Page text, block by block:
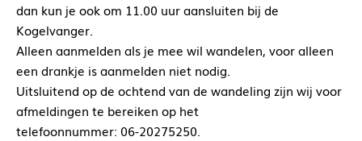
dan kun je ook om 11.00 uur aansluiten bij de
Kogelvanger.
Alleen aanmelden als je mee wil wandelen, voor alleen
een drankje is aanmelden niet nodig.
Uitsluitend op de ochtend van de wandeling zijn wij voor
afmeldingen te bereiken op het
telefoonnummer: 06-20275250.